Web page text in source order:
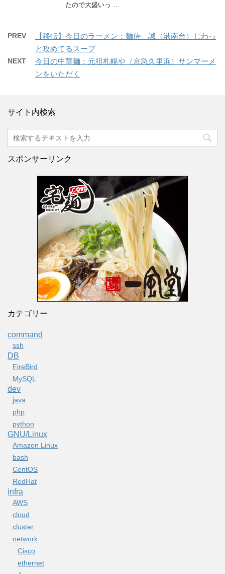
たので大盛いっ …
PREV
【移転】今日のラーメン：麺侍 誠（港南台）じわっ
と攻めてるスープ
NEXT
今日の中華麺：元祖札幌や（京急久里浜）サンマーメ
ンをいただく
サイト内検索
スポンサーリンク
カテゴリー
command
ssh
DB
FireBird
MySQL
dev
java
php
python
GNU/Linux
Amazon Linux
bash
CentOS
RedHat
infra
AWS
cloud
cluster
network
Cisco
ethernet